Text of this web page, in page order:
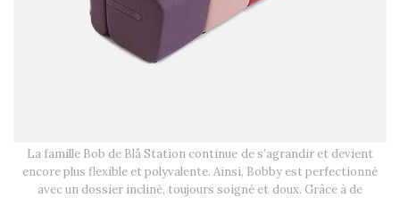
La famille Bob de Blå Station continue de s’agrandir et devient
encore plus flexible et polyvalente. Ainsi, Bobby est perfectionné
avec un dossier incliné, toujours soigné et doux. Grâce à de